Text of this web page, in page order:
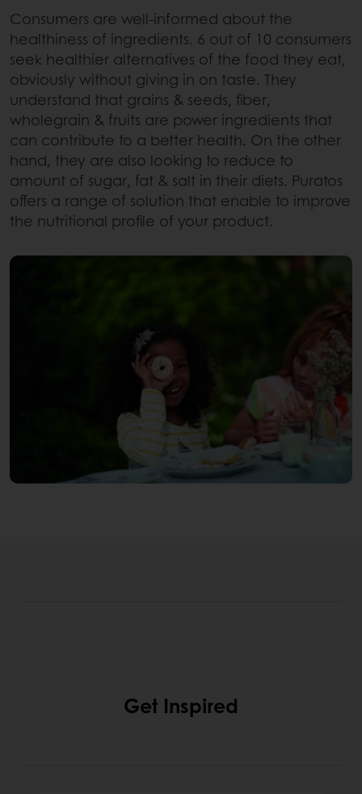
Consumers are well-informed about the
healthiness of ingredients. 6 out of 10 consumers
seek healthier alternatives of the food they eat,
obviously without giving in on taste. They
understand that grains & seeds, fiber,
wholegrain & fruits are power ingredients that
can contribute to a better health. On the other
hand, they are also looking to reduce to
amount of sugar, fat & salt in their diets. Puratos
offers a range of solution that enable to improve
the nutritional profile of your product.
Get Inspired